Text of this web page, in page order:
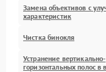
Замена объективов с
характеристик
Чистка бинокля
Устранение вертикально-
горизонтальных полос в